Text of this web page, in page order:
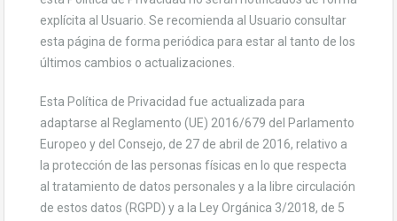
explícita al Usuario. Se recomienda al Usuario consultar
esta página de forma periódica para estar al tanto de los
últimos cambios o actualizaciones.
Esta Política de Privacidad fue actualizada para
adaptarse al Reglamento (UE) 2016/679 del Parlamento
Europeo y del Consejo, de 27 de abril de 2016, relativo a
la protección de las personas físicas en lo que respecta
al tratamiento de datos personales y a la libre circulación
de estos datos (RGPD) y a la Ley Orgánica 3/2018, de 5